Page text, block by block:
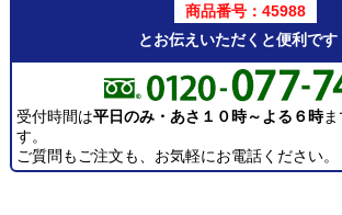
商品番号：45988
とお伝えいただくと便利です
受付時間は平日のみ・あさ１０時～よる６時ま
す。
ご質問もご注文も、お気軽にお電話ください。